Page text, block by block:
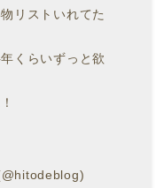
リストいれてた
くらいずっと欲